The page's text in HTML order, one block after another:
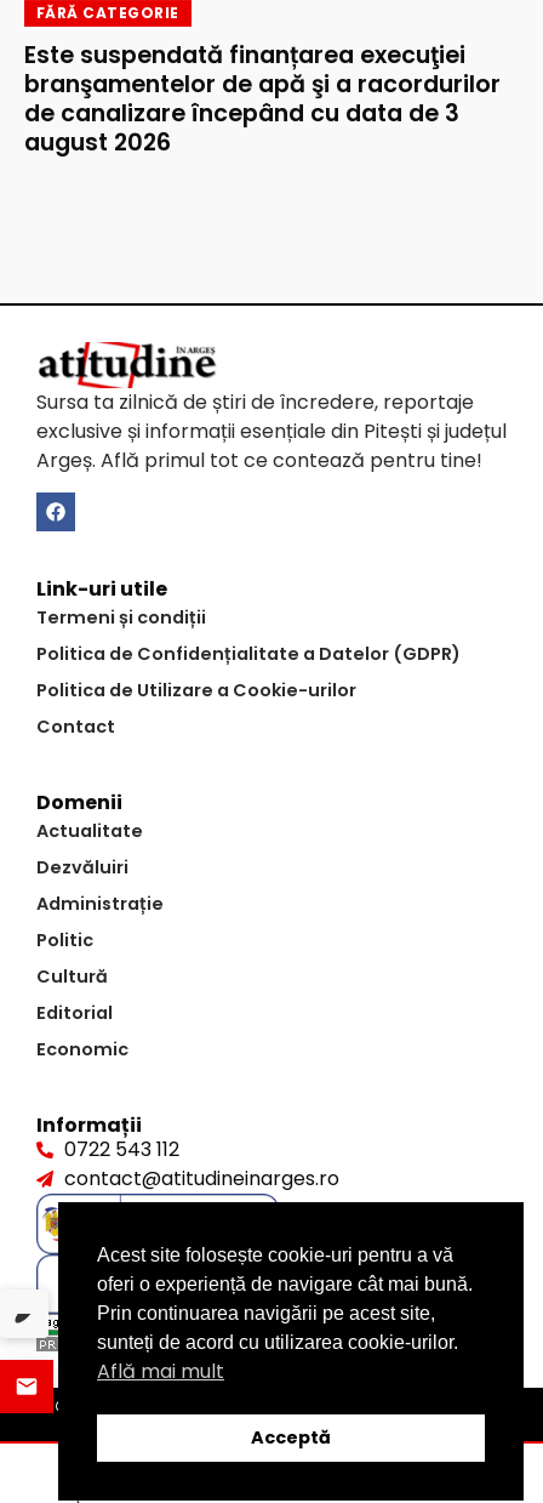
FĂRĂ CATEGORIE
Este suspendată finanțarea execuţiei
branşamentelor de apă şi a racordurilor
de canalizare începând cu data de 3
august 2026
Sursa ta zilnică de știri de încredere, reportaje
exclusive și informații esențiale din Pitești și județul
Argeș. Află primul tot ce contează pentru tine!
Link-uri utile
Termeni și condiții
Politica de Confidențialitate a Datelor (GDPR)
Politica de Utilizare a Cookie-urilor
Contact
Domenii
Actualitate
Dezvăluiri
Administrație
Politic
Cultură
Editorial
Economic
Informații
0722 543 112
contact@atitudineinarges.ro
©2026 Atitudine în Argeș. Toate drepturile rezervate
Acest site folosește cookie-uri pentru a vă
oferi o experiență de navigare cât mai bună.
Prin continuarea navigării pe acest site,
sunteți de acord cu utilizarea cookie-urilor.
Află mai mult
Acceptă